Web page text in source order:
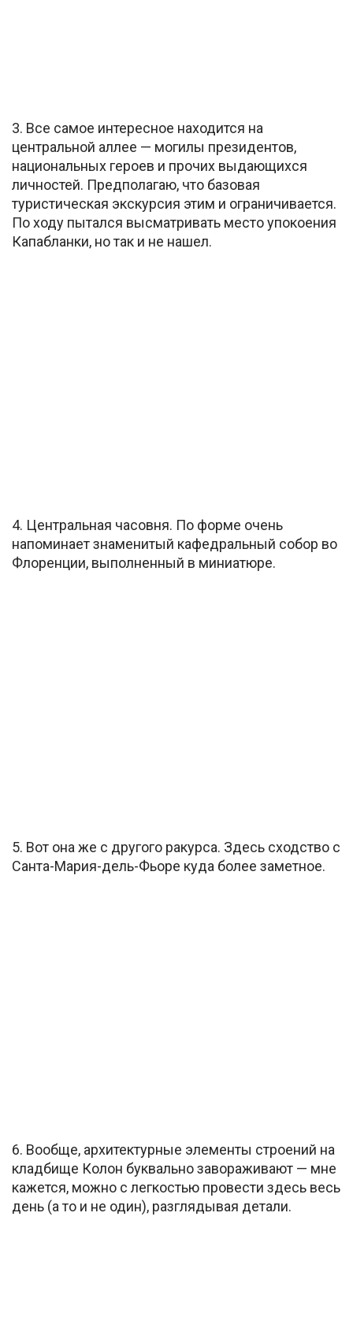
3. Все самое интересное находится на
центральной аллее — могилы президентов,
национальных героев и прочих выдающихся
личностей. Предполагаю, что базовая
туристическая экскурсия этим и ограничивается.
По ходу пытался высматривать место упокоения
Капабланки, но так и не нашел.
4. Центральная часовня. По форме очень
напоминает знаменитый кафедральный собор во
Флоренции, выполненный в миниатюре.
5. Вот она же с другого ракурса. Здесь сходство с
Санта-Мария-дель-Фьоре куда более заметное.
6. Вообще, архитектурные элементы строений на
кладбище Колон буквально завораживают — мне
кажется, можно с легкостью провести здесь весь
день (а то и не один), разглядывая детали.